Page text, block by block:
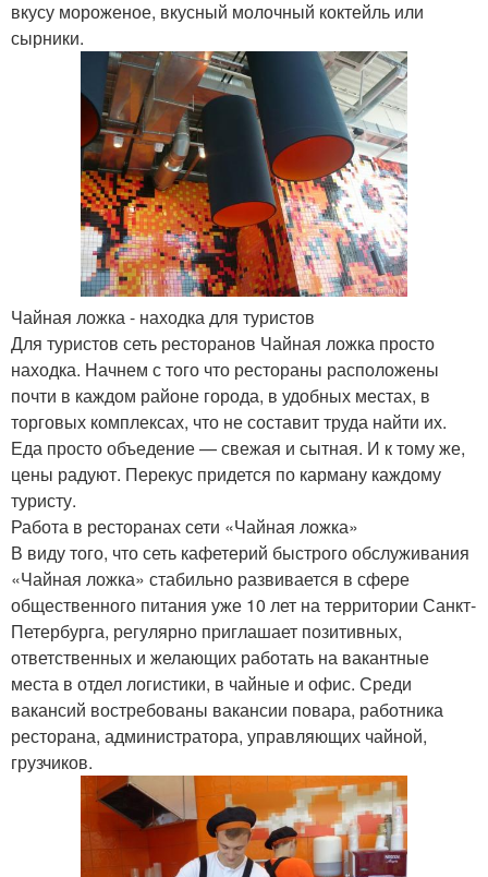
вкусу мороженое, вкусный молочный коктейль или
сырники.
Чайная ложка - находка для туристов
Для туристов сеть ресторанов Чайная ложка просто
находка. Начнем с того что рестораны расположены
почти в каждом районе города, в удобных местах, в
торговых комплексах, что не составит труда найти их.
Еда просто объедение — свежая и сытная. И к тому же,
цены радуют. Перекус придется по карману каждому
туристу.
Работа в ресторанах сети «Чайная ложка»
В виду того, что сеть кафетерий быстрого обслуживания
«Чайная ложка» стабильно развивается в сфере
общественного питания уже 10 лет на территории Санкт-
Петербурга, регулярно приглашает позитивных,
ответственных и желающих работать на вакантные
места в отдел логистики, в чайные и офис. Среди
вакансий востребованы вакансии повара, работника
ресторана, администратора, управляющих чайной,
грузчиков.